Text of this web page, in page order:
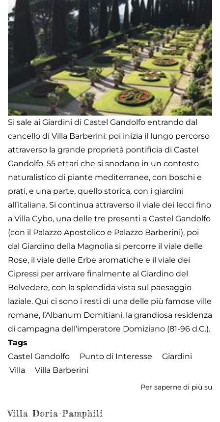
Si sale ai Giardini di Castel Gandolfo entrando dal
cancello di Villa Barberini: poi inizia il lungo percorso
attraverso la grande proprietà pontificia di Castel
Gandolfo. 55 ettari che si snodano in un contesto
naturalistico di piante mediterranee, con boschi e
prati, e una parte, quello storica, con i giardini
all’italiana. Si continua attraverso il viale dei lecci fino
a Villa Cybo, una delle tre presenti a Castel Gandolfo
(con il Palazzo Apostolico e Palazzo Barberini), poi
dal Giardino della Magnolia si percorre il viale delle
Rose, il viale delle Erbe aromatiche e il viale dei
Cipressi per arrivare finalmente al Giardino del
Belvedere, con la splendida vista sul paesaggio
laziale. Qui ci sono i resti di una delle più famose ville
romane, l’Albanum Domitiani, la grandiosa residenza
di campagna dell’imperatore Domiziano (81-96 d.C.).
Tags
Castel Gandolfo
Punto di Interesse
Giardini
Villa
Villa Barberini
Per saperne di più su
Villa Doria-Pamphili